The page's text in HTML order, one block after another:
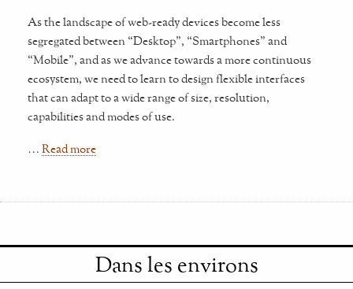
As the landscape of web-ready devices become less
segregated between “Desktop”, “Smartphones” and
“Mobile”, and as we advance towards a more continuous
ecosystem, we need to learn to design flexible interfaces
that can adapt to a wide range of size, resolution,
capabilities and modes of use.
… Read more
Dans les environs